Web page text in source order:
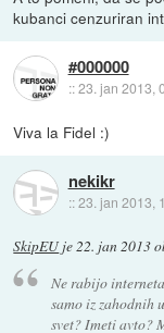
kubanci cenzuriran
#000000
::23. jan 2013,
Viva la Fidel :)
nekikr
::23. jan 2013,
SkipEU je22. jan 2013
Ne rabijo
samo iz zahodnih
svet? Imeti avto?